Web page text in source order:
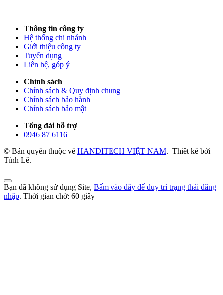
Thông tin công ty
Hệ thống chi nhánh
Giới thiệu công ty
Tuyển dụng
Liên hệ, góp ý
Chính sách
Chính sách & Quy định chung
Chính sách bảo hành
Chính sách bảo mật
Tổng đài hỗ trợ
0946 87 6116
© Bản quyền thuộc về HANDITECH VIỆT NAM. Thiết kế bởi
Tỉnh Lê.
Bạn đã không sử dụng Site, Bấm vào đây để duy trì trạng thái đăng
nhập. Thời gian chờ: 60 giây